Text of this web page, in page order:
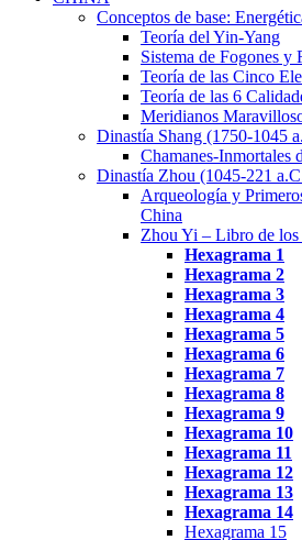
Conceptos de base:
Teoría del Yin-Yang
Sistema de Fogones y
Teoría de las Cinco
Teoría de las 6
Meridianos
Dinastía Shang (1750-1045
Chamanes-Inmortales
Dinastía Zhou (1045-221
Arqueología y
China
Zhou Yi – Libro de los
Hexagrama 1
Hexagrama 2
Hexagrama 3
Hexagrama 4
Hexagrama 5
Hexagrama 6
Hexagrama 7
Hexagrama 8
Hexagrama 9
Hexagrama 10
Hexagrama 11
Hexagrama 12
Hexagrama 13
Hexagrama 14
Hexagrama 15